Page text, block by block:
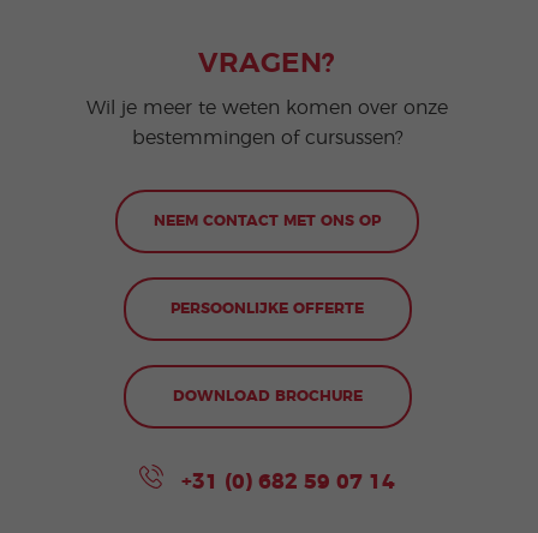
VRAGEN?
Wil je meer te weten komen over onze
bestemmingen of cursussen?
NEEM CONTACT MET ONS OP
PERSOONLIJKE OFFERTE
DOWNLOAD BROCHURE
+31 (0) 682 59 07 14